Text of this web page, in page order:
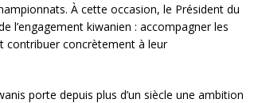
À cette occasion, le Président du
l’engagement kiwanien : accompagner les
contribuer concrètement à leur
porte depuis plus d’un siècle une ambition